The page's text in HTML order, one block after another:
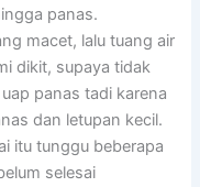
panas.
macet, lalu tuang air
dikit, supaya tidak
panas tadi karena
dan letupan kecil.
itu tunggu beberapa
selesai